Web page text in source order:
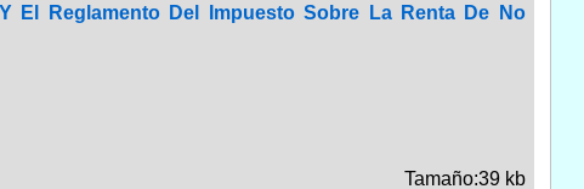
El Reglamento Del Impuesto Sobre La Renta De No
Tamaño:39 kb